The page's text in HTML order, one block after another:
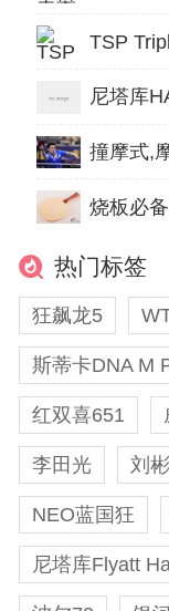
TSP
尼塔库
烧板必
热门标签
狂飙龙5
斯蒂卡DNA M
红双喜651
李田光 刘彬
NEO蓝国狂
尼塔库Flyatt